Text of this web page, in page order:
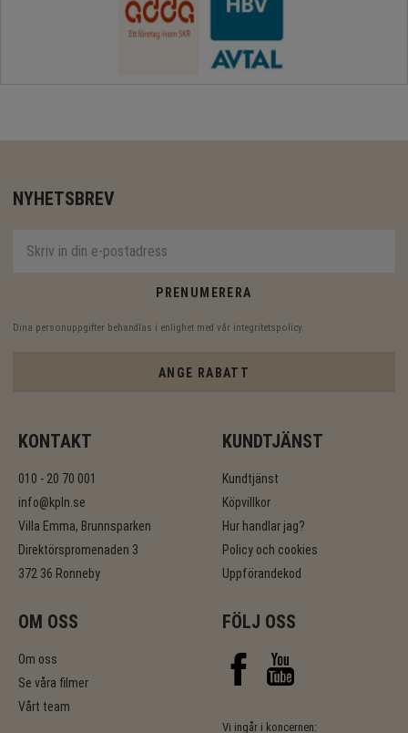
NYHETSBREV
PRENUMERERA
Dina personuppgifter behandlas i enlighet med vår integritetspolicy
ANGE RABATT
KONTAKT
010 - 20 70 001
info@kpln.se
Villa Emma, Brunnsparken
Direktörspromenaden 3
372 36 Ronneby
KUNDTJÄNST
Kundtjänst
Köpvillkor
Hur handlar jag?
Policy och cookies
Uppförandekod
OM OSS
Om oss
Se våra filmer
Vårt team
FÖLJ OSS
Vi ingår i koncernen: